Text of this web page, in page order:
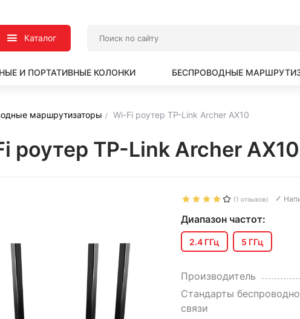
Каталог
И ПОРТАТИВНЫЕ КОЛОНКИ БЕСПРОВОДНЫЕ
маршрутизаторы Wi-Fi роутер TP-Link Archer AX10
роутер TP-Link Archer AX10
(1 отзывов)
Диапазон частот:
2.4 ГГц 5 ГГц
Производитель
Стандарты
связи